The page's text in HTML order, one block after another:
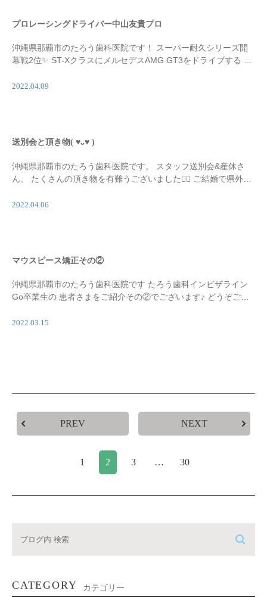
プロレーシングドライバー中山友貴プロ
沖縄県那覇市のたろう歯科医院です！ スーパー耐久シリーズ開
幕戦2位✨ ST-XクラスにメルセデスAMG GT3をドライブする 中
友貴選手は、プロゴル […]
2022.04.09
送別会と頂き物( ♥︎ᴗ♥︎ )
沖縄県那覇市のたろう歯科医院です。 スタッフ送別会&産休さ
ん、 たくさんの頂き物を有難うございました🙇‍♀️ ご結婚で県外へ
有難うございました★ 忙しく […]
2022.04.06
マウスピース矯正その②
沖縄県那覇市のたろう歯科医院です たろう歯科インビザライン
Go卒業生の 患者さまをご紹介その②でございます♪ どうぞご参
と下の歯が気になる🥲 すきっ歯にみえる […]
2022.03.15
PREV
1 2 3 … 30
NEXT
CATEGORY カテゴリー